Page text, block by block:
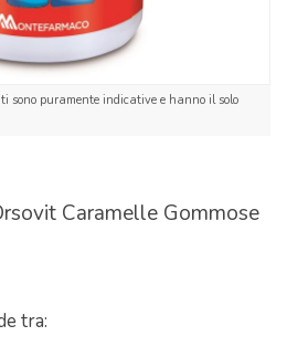
sono puramente indicative e hanno il solo
Caramelle Gommose
tra: